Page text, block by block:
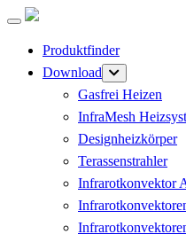
Produktfinder
Download
Gasfrei Heizen
InfraMesh
Designheizkörper
Terassenstrahler
Infrarotkonvektor